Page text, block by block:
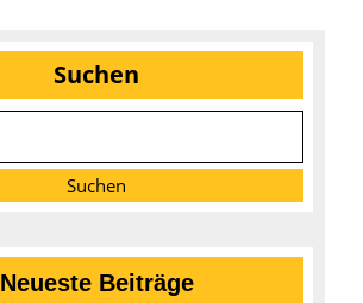
Suchen
Suchen
Neueste Beiträge